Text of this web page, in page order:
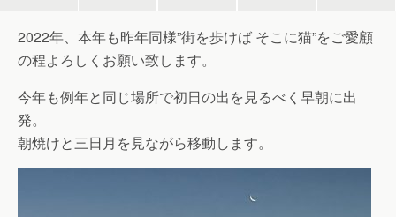
2022年、本年も昨年同様”街を歩けば そこに猫”をご愛顧
の程よろしくお願い致します。
今年も例年と同じ場所で初日の出を見るべく早朝に出
発。
朝焼けと三日月を見ながら移動します。